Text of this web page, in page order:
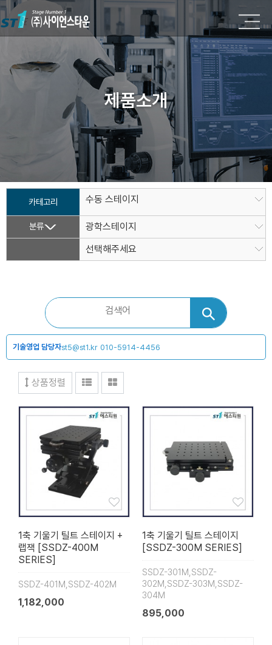
제품소개
카테고리 수동 스테이지
분류
광학스테이지
선택해주세요
기술영업 담당자st5@st1.kr 010-5914-4456
상품정렬
1축 기울기 틸트 스테이지 +
랩잭 [SSDZ-400M
SERIES]
SSDZ-401M,SSDZ-402M
1,182,000
1축 기울기 틸트 스테이지
[SSDZ-300M SERIES]
SSDZ-301M,SSDZ-
302M,SSDZ-303M,SSDZ-
304M
895,000